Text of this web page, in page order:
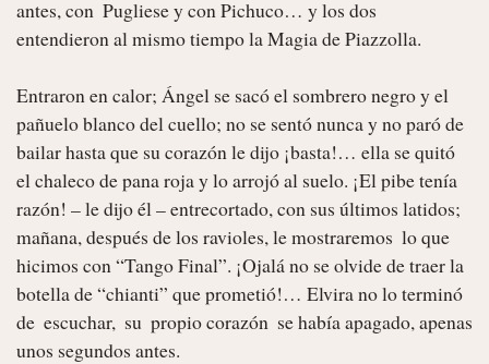
antes, con  Pugliese y con Pichuco… y los dos
entendieron al mismo tiempo la Magia de Piazzolla.
Entraron en calor; Ángel se sacó el sombrero negro y el
pañuelo blanco del cuello; no se sentó nunca y no paró de
bailar hasta que su corazón le dijo ¡basta!… ella se quitó
el chaleco de pana roja y lo arrojó al suelo. ¡El pibe tenía
razón! – le dijo él – entrecortado, con sus últimos latidos;
mañana, después de los ravioles, le mostraremos  lo que
hicimos con “Tango Final”. ¡Ojalá no se olvide de traer la
botella de “chianti” que prometió!… Elvira no lo terminó
de  escuchar,  su  propio corazón  se había apagado, apenas
unos segundos antes.